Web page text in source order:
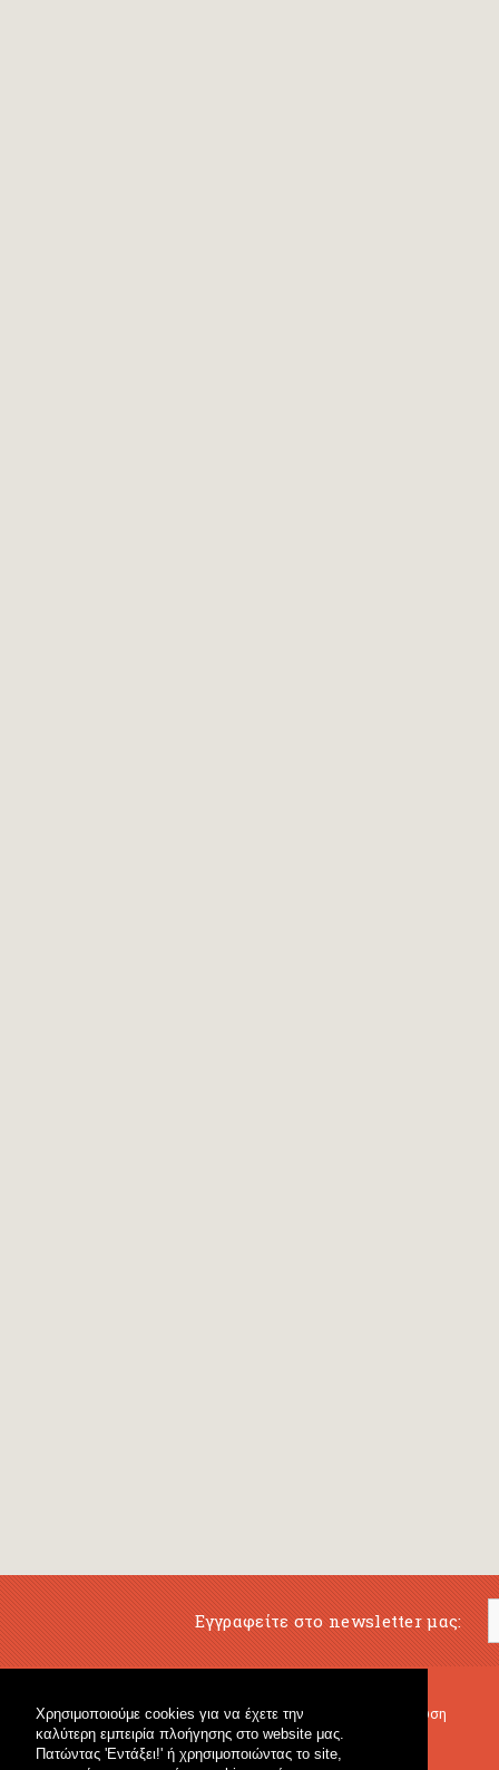
Χρησιμοποιούμε cookies για να έχετε την
καλύτερη εμπειρία πλοήγησης στο website μας.
Πατώντας 'Εντάξει!' ή χρησιμοποιώντας το site,
Εγγραφείτε στο newsletter μας:
Μουσικό Βιβλιοπωλείο
Κρουστά & Εκπαιδευτικό Υλικό
Μουσική Εκπαίδευση
Fagotto Blog